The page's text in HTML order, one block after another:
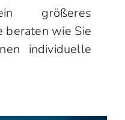
größeres
beraten wie Sie
individuelle